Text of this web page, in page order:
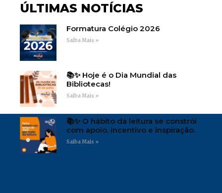
ÚLTIMAS NOTÍCIAS
Formatura Colégio 2026
Saiba Mais »
📚✨ Hoje é o Dia Mundial das
Bibliotecas!
Saiba Mais »
📚✨ O hábito da leitura se constrói
com apoio, incentivo e inspiração.
Saiba Mais »